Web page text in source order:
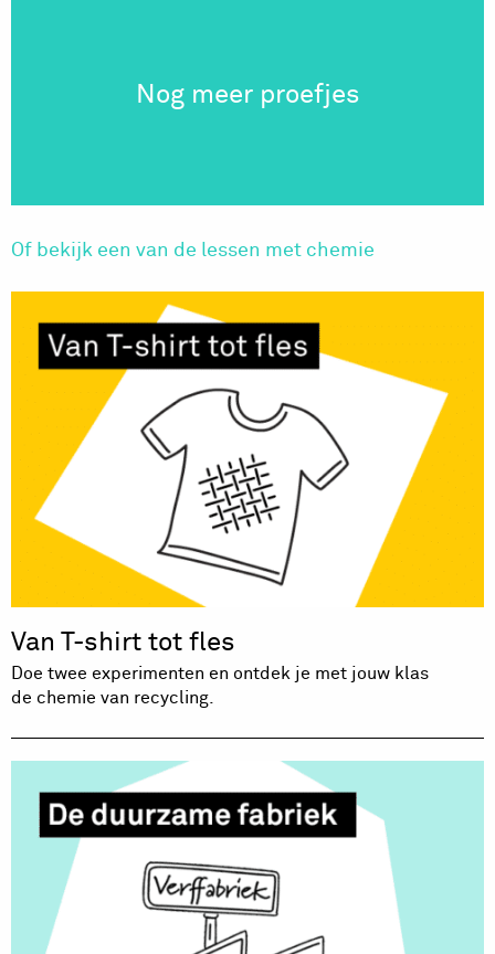
Nog meer proefjes
Of bekijk een van de lessen met chemie
Van T-shirt tot fles
Doe twee experimenten en ontdek je met jouw klas
de chemie van recycling.